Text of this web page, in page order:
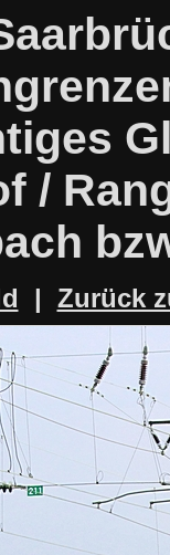
/
| Zurück